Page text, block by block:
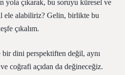
yola çıkarak, bu soruyu küresel ve
ele alabiliriz? Gelin, birlikte bu
çıkalım.
bir dini perspektiften değil, aynı
coğrafi açıdan da değineceğiz.